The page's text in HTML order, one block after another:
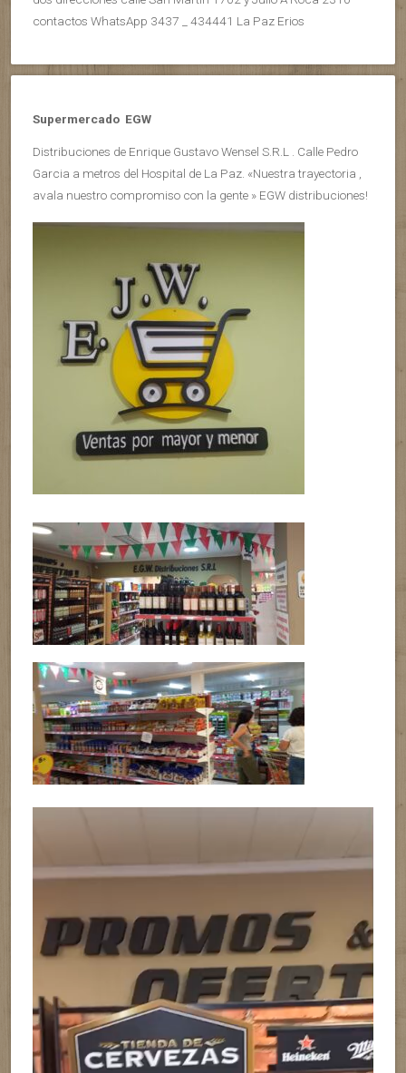
contactos WhatsApp 3437 _ 434441 La Paz Erios
Supermercado EGW
Distribuciones de Enrique Gustavo Wensel S.R.L . Calle Pedro
Garcia a metros del Hospital de La Paz. «Nuestra trayectoria ,
avala nuestro compromiso con la gente » EGW distribuciones!